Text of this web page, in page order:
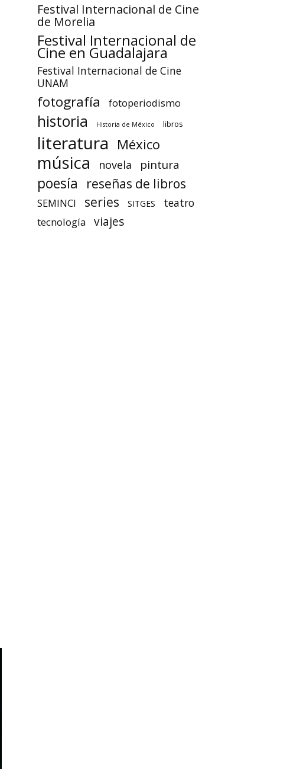
Festival Internacional de Cine
de Morelia
Festival Internacional de
Cine en Guadalajara
Festival Internacional de Cine
UNAM
fotografía fotoperiodismo
historia Historia de México libros
literatura México
música novela pintura
poesía reseñas de libros
SEMINCI series SITGES teatro
tecnología viajes